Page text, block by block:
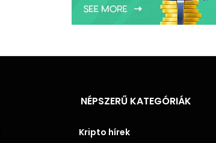
NÉPSZERŰ KATEGÓRIÁK
Kripto hírek